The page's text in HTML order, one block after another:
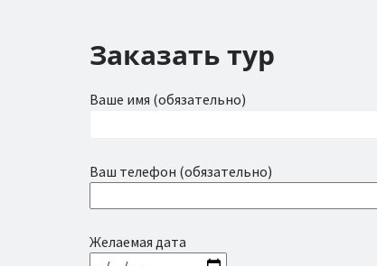
Заказать тур
Ваше имя (обязательно)
Ваш телефон (обязательно)
Желаемая дата